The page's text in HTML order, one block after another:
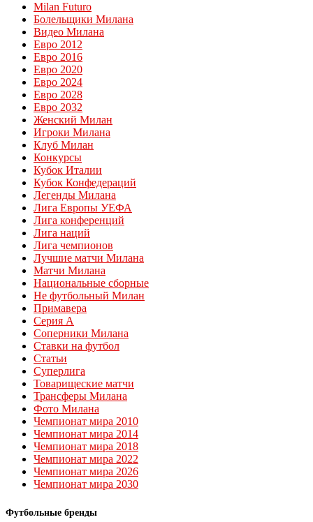
Milan Futuro
Болельщики Милана
Видео Милана
Евро 2012
Евро 2016
Евро 2020
Евро 2024
Евро 2028
Евро 2032
Женский Милан
Игроки Милана
Клуб Милан
Конкурсы
Кубок Италии
Кубок Конфедераций
Легенды Милана
Лига Европы УЕФА
Лига конференций
Лига наций
Лига чемпионов
Лучшие матчи Милана
Матчи Милана
Национальные сборные
Не футбольный Милан
Примавера
Серия А
Соперники Милана
Ставки на футбол
Статьи
Суперлига
Товарищеские матчи
Трансферы Милана
Фото Милана
Чемпионат мира 2010
Чемпионат мира 2014
Чемпионат мира 2018
Чемпионат мира 2022
Чемпионат мира 2026
Чемпионат мира 2030
Футбольные бренды